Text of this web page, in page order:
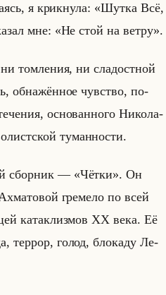
я крик­ну­ла: «Шутка Всё,
мне: «Не стой на ветру».
том­ле­ния, ни сла­дост­ной
об­на­жён­ное чув­ство, по­
ос­но­ван­но­го Ни­ко­ла­
ту­ман­но­сти.
сбор­ник — «Чётки». Он
гре­ме­ло по всей
ка­та­клиз­мов XX века. Её
тер­рор, голод, бло­ка­ду Ле­